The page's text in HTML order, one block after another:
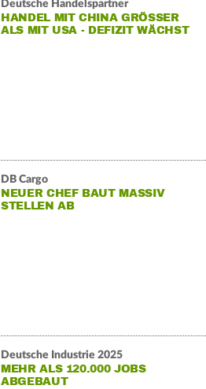
Deutsche Handelspartner
HANDEL MIT CHINA GRÖSSER A
LS MIT USA - DEFIZIT WÄCHST
DB Cargo
NEUER CHEF BAUT MASSIV
STELLEN AB
Deutsche Industrie 2025
MEHR ALS 120.000 JOBS
ABGEBAUT